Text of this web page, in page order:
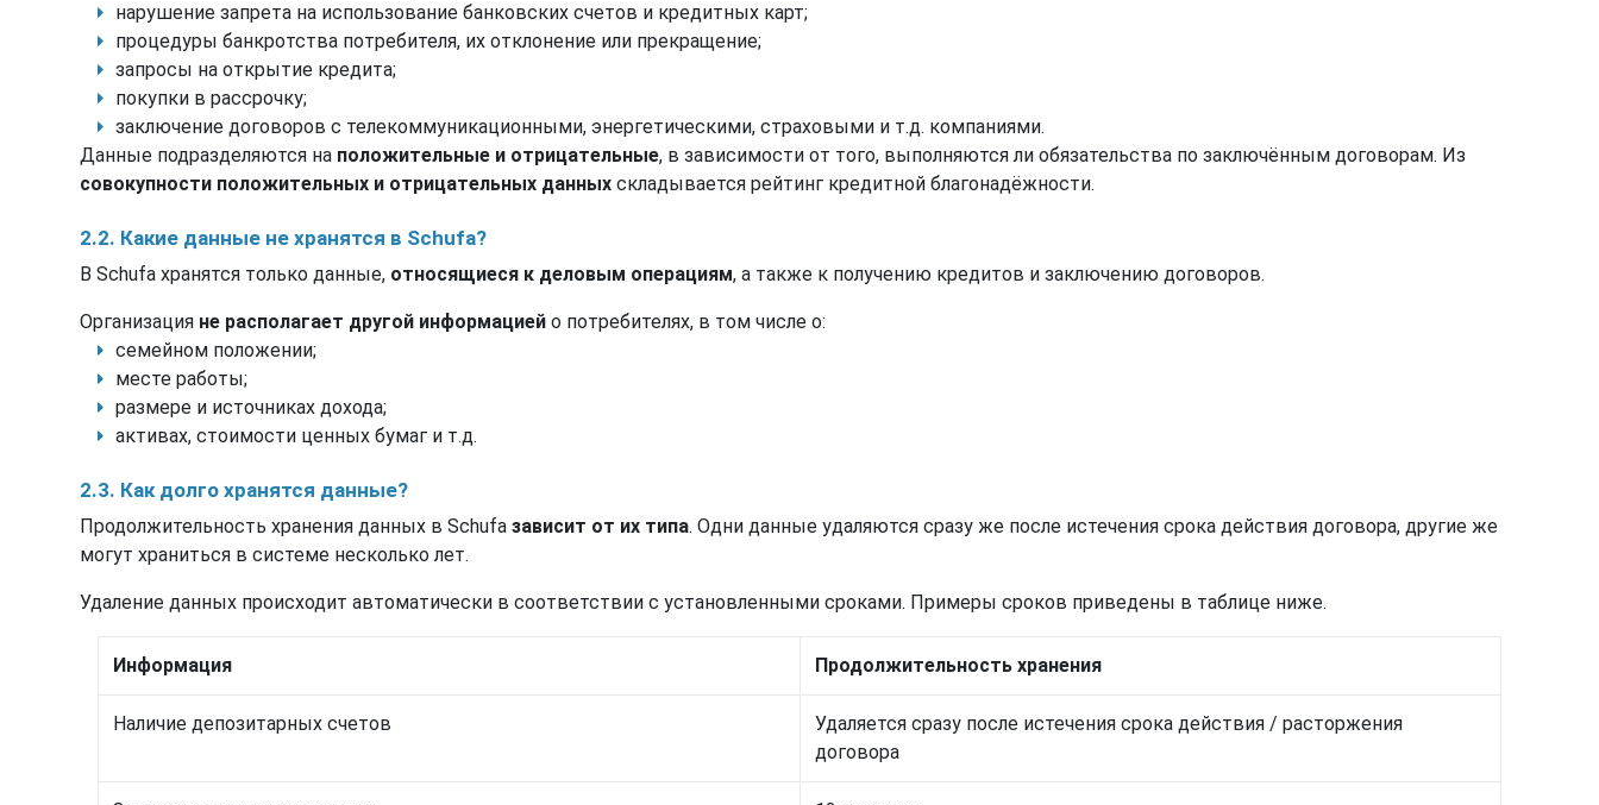
нарушение запрета на использование банковских счетов и кредитных карт;
процедуры банкротства потребителя, их отклонение или прекращение;
запросы на открытие кредита;
покупки в рассрочку;
заключение договоров с телекоммуникационными, энергетическими, страховыми и т.д. компаниями.
Данные подразделяются на положительные и отрицательные, в зависимости от того, выполняются ли обязательства по заключённым договорам. Из
совокупности положительных и отрицательных данных складывается рейтинг кредитной благонадёжности.
2.2. Какие данные не хранятся в Schufa?
В Schufa хранятся только данные, относящиеся к деловым операциям, а также к получению кредитов и заключению договоров.
Организация не располагает другой информацией о потребителях, в том числе о:
семейном положении;
месте работы;
размере и источниках дохода;
активах, стоимости ценных бумаг и т.д.
2.3. Как долго хранятся данные?
Продолжительность хранения данных в Schufa зависит от их типа. Одни данные удаляются сразу же после истечения срока действия договора, другие же
могут храниться в системе несколько лет.
Удаление данных происходит автоматически в соответствии с установленными сроками. Примеры сроков приведены в таблице ниже.
Информация Продолжи­тельность хранения
Наличие депозитарных счетов
Удаляется сразу после истечения срока действия / расторжения
договора